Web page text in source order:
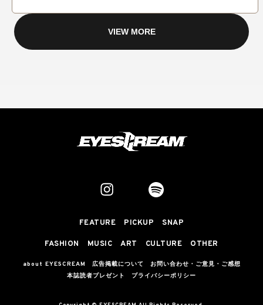
VIEW MORE
FEATURE PICKUP SNAP
FASHION MUSIC ART CULTURE OTHER
about EYESCREAM 広告掲載について
お問い合わせ・ご意見・ご感想
本誌読者プレゼント
プライバシーポリシー